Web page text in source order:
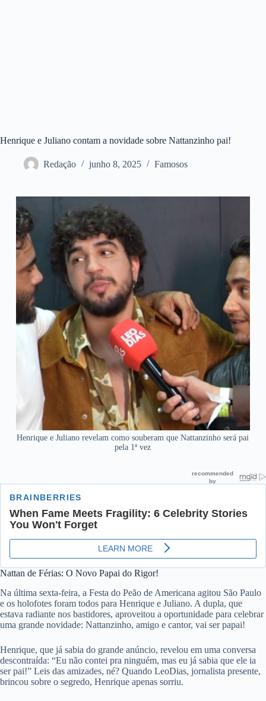
Henrique e Juliano contam a novidade sobre Nattanzinho pai!
Redação junho 8, 2025 Famosos
Henrique e Juliano revelam como souberam que Nattanzinho será pai
pela 1ª vez
Nattan de Férias: O Novo Papai do Rigor!
Na última sexta-feira, a Festa do Peão de Americana agitou São Paulo
e os holofotes foram todos para Henrique e Juliano. A dupla, que
estava radiante nos bastidores, aproveitou a oportunidade para celebrar
uma grande novidade: Nattanzinho, amigo e cantor, vai ser papai!
Henrique, que já sabia do grande anúncio, revelou em uma conversa
descontraída: “Eu não contei pra ninguém, mas eu já sabia que ele ia
ser pai!” Leis das amizades, né? Quando LeoDias, jornalista presente,
brincou sobre o segredo, Henrique apenas sorriu.